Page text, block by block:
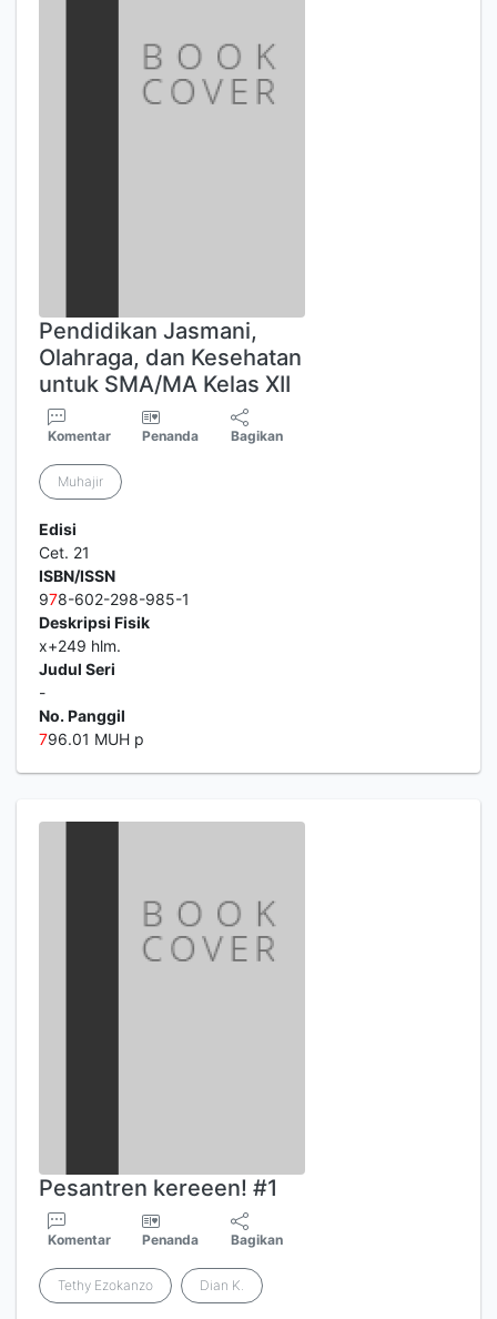
Pendidikan Jasmani,
Olahraga, dan Kesehatan
untuk SMA/MA Kelas XII
Komentar Penanda Bagikan
Muhajir
Edisi
Cet. 21
ISBN/ISSN
978-602-298-985-1
Deskripsi Fisik
x+249 hlm.
Judul Seri
-
No. Panggil
796.01 MUH p
Pesantren kereeen! #1
Komentar Penanda Bagikan
Tethy Ezokanzo Dian K.